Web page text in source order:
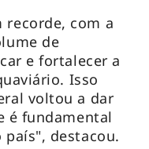
recorde, com a
de
e fortalecer a
Isso
voltou a dar
é fundamental
destacou.